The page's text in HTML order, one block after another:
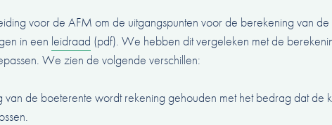
voor de AFM om de uitgangspunten voor de berekening van de
in een leidraad (pdf). We hebben dit vergeleken met de
We zien de volgende verschillen:
van de boeterente wordt rekening gehouden met het bedrag dat de